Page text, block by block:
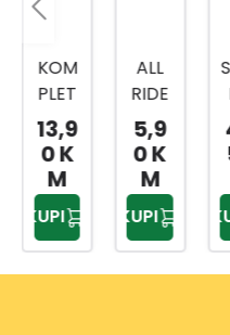
KOM
PLET
SIJAL
ICA
19/1
HALO
GEN
A
13,9
0 K
M
KUPI
ALL
RIDE
SIJAL
ICA
MI3
H4
12V
5,9
0 K
M
KUPI